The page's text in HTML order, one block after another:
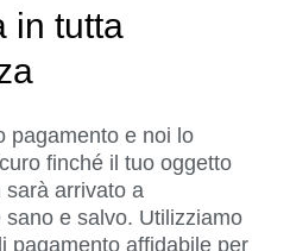
in tutta
pagamento e noi lo
finché il tuo oggetto
arrivato a
sano e salvo. Utilizziamo
pagamento affidabile per